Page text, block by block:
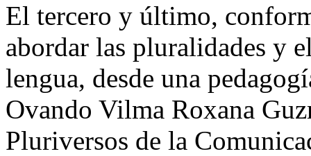
El tercero y último,
abordar las pluralidades y
lengua, desde una
Ovando Vilma Roxana
Pluriversos de la